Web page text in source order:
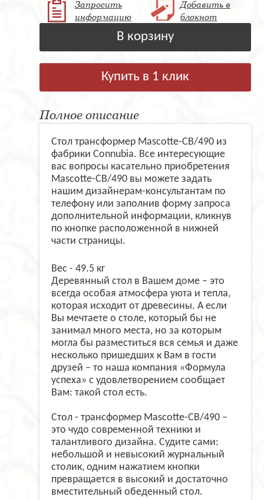
Запросить
информацию
Добавить в
блокнот
В корзину
Купить в 1 клик
Полное описание
Стол трансформер Mascotte-CB/490 из
фабрики Connubia. Все интересующие
вас вопросы касательно приобретения
Mascotte-CB/490 вы можете задать
нашим дизайнерам-консультантам по
телефону или заполнив форму запроса
дополнительной информации, кликнув
по кнопке расположенной в нижней
части страницы.
Вес - 49.5 кг
Деревянный стол в Вашем доме – это
всегда особая атмосфера уюта и тепла,
которая исходит от древесины. А если
Вы мечтаете о столе, который бы не
занимал много места, но за которым
могла бы разместиться вся семья и даже
несколько пришедших к Вам в гости
друзей – то наша компания «Формула
успеха» с удовлетворением сообщает
Вам: такой стол есть.
Стол - трансформер Mascotte-CB/490 –
это чудо современной техники и
талантливого дизайна. Судите сами:
небольшой и невысокий журнальный
столик, одним нажатием кнопки
превращается в высокий и достаточно
вместительный обеденный стол.